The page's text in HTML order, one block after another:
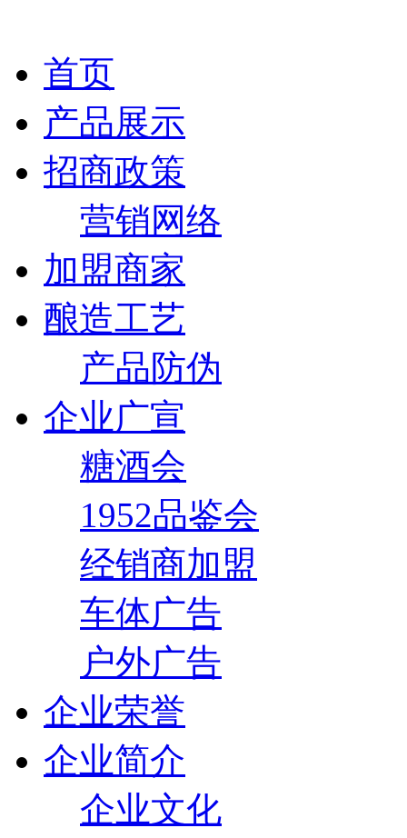
首页
产品展示
招商政策
营销网络
加盟商家
酿造工艺
产品防伪
企业广宣
糖酒会
1952品鉴会
经销商加盟
车体广告
户外广告
企业荣誉
企业简介
企业文化